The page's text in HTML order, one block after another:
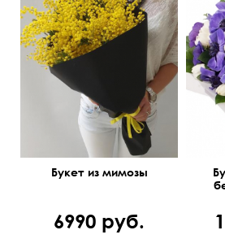
Вызывает улыбку и
искренние удивления!
Букет из мимозы
6990 руб.